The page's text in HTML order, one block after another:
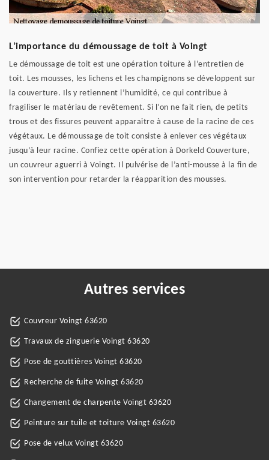
L’importance du démoussage de toit à Voingt
Le démoussage de toit est une opération toiture à l’entretien de
toit. Les mousses, les lichens et les champignons se développent sur
la couverture. Ils y retiennent l’humidité, ce qui contribue à
fragiliser le matériau de revêtement. Si l’on ne fait rien, de petits
trous et des fissures peuvent apparaitre à cause de la racine de ces
végétaux. Le démoussage de toit consiste à enlever ces végétaux
jusqu’à leur racine. Confiez cette opération à Dorkeld Couverture,
un couvreur aguerri à Voingt. Il pulvérise de l’anti-mousse à la fin de
son intervention pour retarder la réapparition des mousses.
Autres services
Couvreur Voingt 63620
Travaux de zinguerie Voingt 63620
Pose de gouttières Voingt 63620
Recherche de fuite Voingt 63620
Changement de charpente Voingt 63620
Peinture sur tuile et toiture Voingt 63620
Pose de velux Voingt 63620